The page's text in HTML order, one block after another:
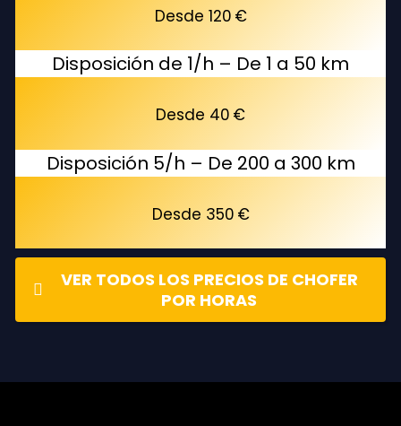
Desde 120 €
Disposición de 1/h – De 1 a 50 km
Desde 40 €
Disposición 5/h – De 200 a 300 km
Desde 350 €
VER TODOS LOS PRECIOS DE CHOFER
POR HORAS